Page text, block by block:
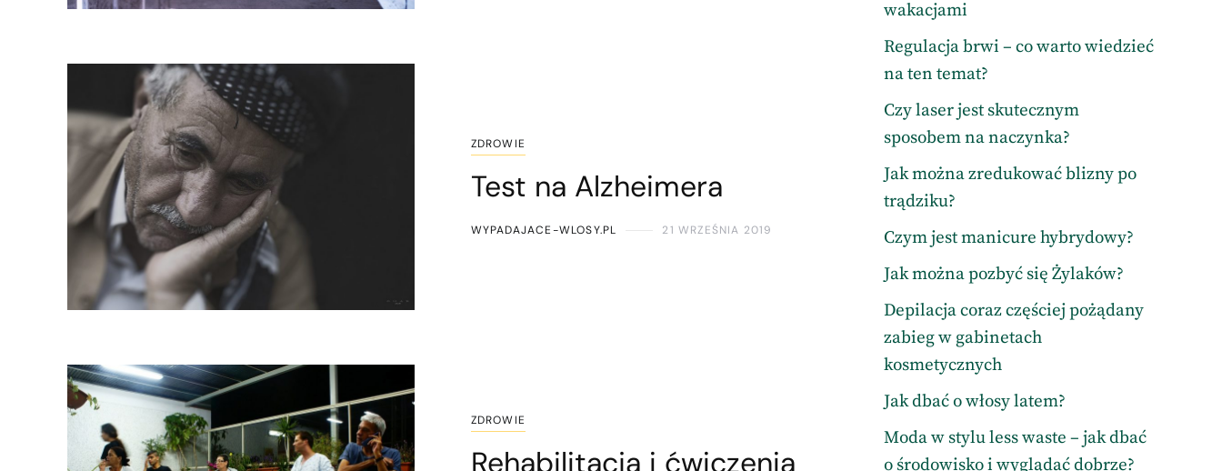
ZDROWIE
Test na Alzheimera
WYPADAJACE-WLOSY.PL 21 WRZEŚNIA 2019
ZDROWIE
Rehabilitacja i ćwiczenia
wakacjami
Regulacja brwi – co warto wiedzieć
na ten temat?
Czy laser jest skutecznym
sposobem na naczynka?
Jak można zredukować blizny po
trądziku?
Czym jest manicure hybrydowy?
Jak można pozbyć się Żylaków?
Depilacja coraz częściej pożądany
zabieg w gabinetach
kosmetycznych
Jak dbać o włosy latem?
Moda w stylu less waste – jak dbać
o środowisko i wyglądać dobrze?